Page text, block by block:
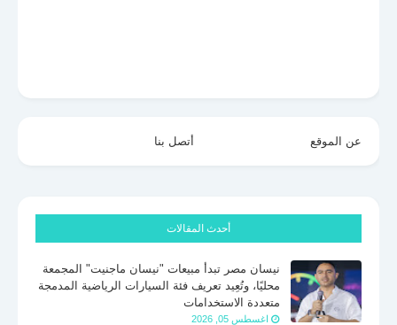
عن الموقع أتصل بنا
أحدث المقالات
نيسان مصر تبدأ مبيعات "نيسان ماجنيت" المجمعة
محليًا، وتُعِيد تعريف فئة السيارات الرياضية المدمجة
متعددة الاستخدامات
اغسطس 05, 2026